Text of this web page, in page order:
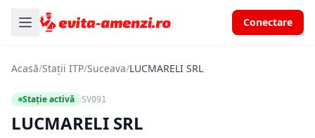
Conectare
Acasă/Stații ITP/Suceava/LUCMARELI SRL
Stație activă SV091
LUCMARELI SRL